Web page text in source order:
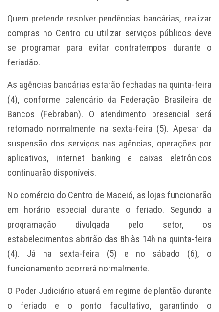
Quem pretende resolver pendências bancárias, realizar
compras no Centro ou utilizar serviços públicos deve
se programar para evitar contratempos durante o
feriadão.
As agências bancárias estarão fechadas na quinta-feira
(4), conforme calendário da Federação Brasileira de
Bancos (Febraban). O atendimento presencial será
retomado normalmente na sexta-feira (5). Apesar da
suspensão dos serviços nas agências, operações por
aplicativos, internet banking e caixas eletrônicos
continuarão disponíveis.
No comércio do Centro de Maceió, as lojas funcionarão
em horário especial durante o feriado. Segundo a
programação divulgada pelo setor, os
estabelecimentos abrirão das 8h às 14h na quinta-feira
(4). Já na sexta-feira (5) e no sábado (6), o
funcionamento ocorrerá normalmente.
O Poder Judiciário atuará em regime de plantão durante
o feriado e o ponto facultativo, garantindo o